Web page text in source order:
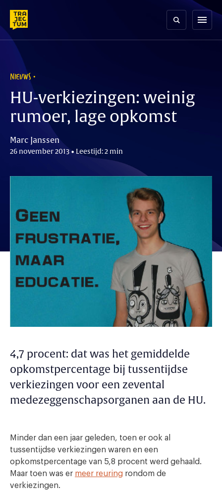
content
menu
NIEUWS
HU-verkiezingen: weinig
rumoer, lage opkomst
Marc Janssen
26 november 2013 • Leestijd: 2 min
4,7 procent: dat was het gemiddelde
opkomstpercentage bij tussentijdse
verkiezingen voor een zevental
medezeggenschapsorganen aan de HU.
Minder dan een jaar geleden, toen er ook al
tussentijdse verkiezingen waren en een
opkomstpercentage van 5,8 procent werd gehaald.
Maar toen was er meer reuring rondom de
verkiezingen.